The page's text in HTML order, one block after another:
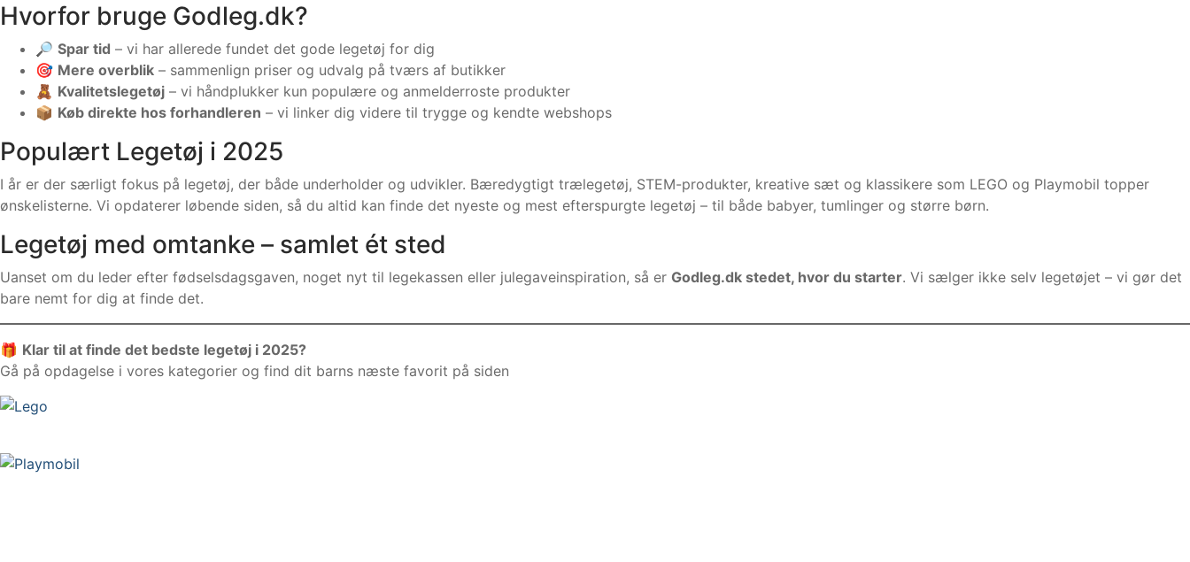
Hvorfor bruge Godleg.dk?
🔎 Spar tid – vi har allerede fundet det gode legetøj for dig
🎯 Mere overblik – sammenlign priser og udvalg på tværs af butikker
🧸 Kvalitetslegetøj – vi håndplukker kun populære og anmelderroste produkter
📦 Køb direkte hos forhandleren – vi linker dig videre til trygge og kendte webshops
Populært Legetøj i 2025
I år er der særligt fokus på legetøj, der både underholder og udvikler. Bæredygtigt trælegetøj, STEM-produkter, kreative sæt og klassikere som LEGO og Playmobil topper
ønskelisterne. Vi opdaterer løbende siden, så du altid kan finde det nyeste og mest efterspurgte legetøj – til både babyer, tumlinger og større børn.
Legetøj med omtanke – samlet ét sted
Uanset om du leder efter fødselsdagsgaven, noget nyt til legekassen eller julegaveinspiration, så er Godleg.dk stedet, hvor du starter. Vi sælger ikke selv legetøjet – vi gør det
bare nemt for dig at finde det.
🎁 Klar til at finde det bedste legetøj i 2025?
Gå på opdagelse i vores kategorier og find dit barns næste favorit på siden